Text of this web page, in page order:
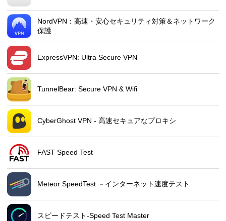
NordVPN：高速・安心セキュリティ対策＆ネットワーク
保護
ExpressVPN: Ultra Secure VPN
TunnelBear: Secure VPN & Wifi
CyberGhost VPN - 高速セキュアなプロキシ
FAST Speed Test
Meteor SpeedTest －インターネット速度テスト
スピードテスト-Speed Test Master